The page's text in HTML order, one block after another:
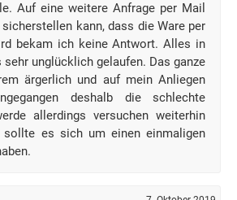
Auf eine weitere Anfrage per Mail
kann, dass die Ware per
bekam ich keine Antwort. Alles in
unglücklich gelaufen. Das ganze
ärgerlich und auf mein Anliegen
deshalb die schlechte
allerdings versuchen weiterhin
sollte es sich um einen einmaligen